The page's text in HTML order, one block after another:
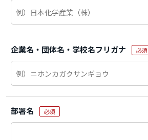
企業名・団体名・学校名フリガナ 必須
部署名 必須